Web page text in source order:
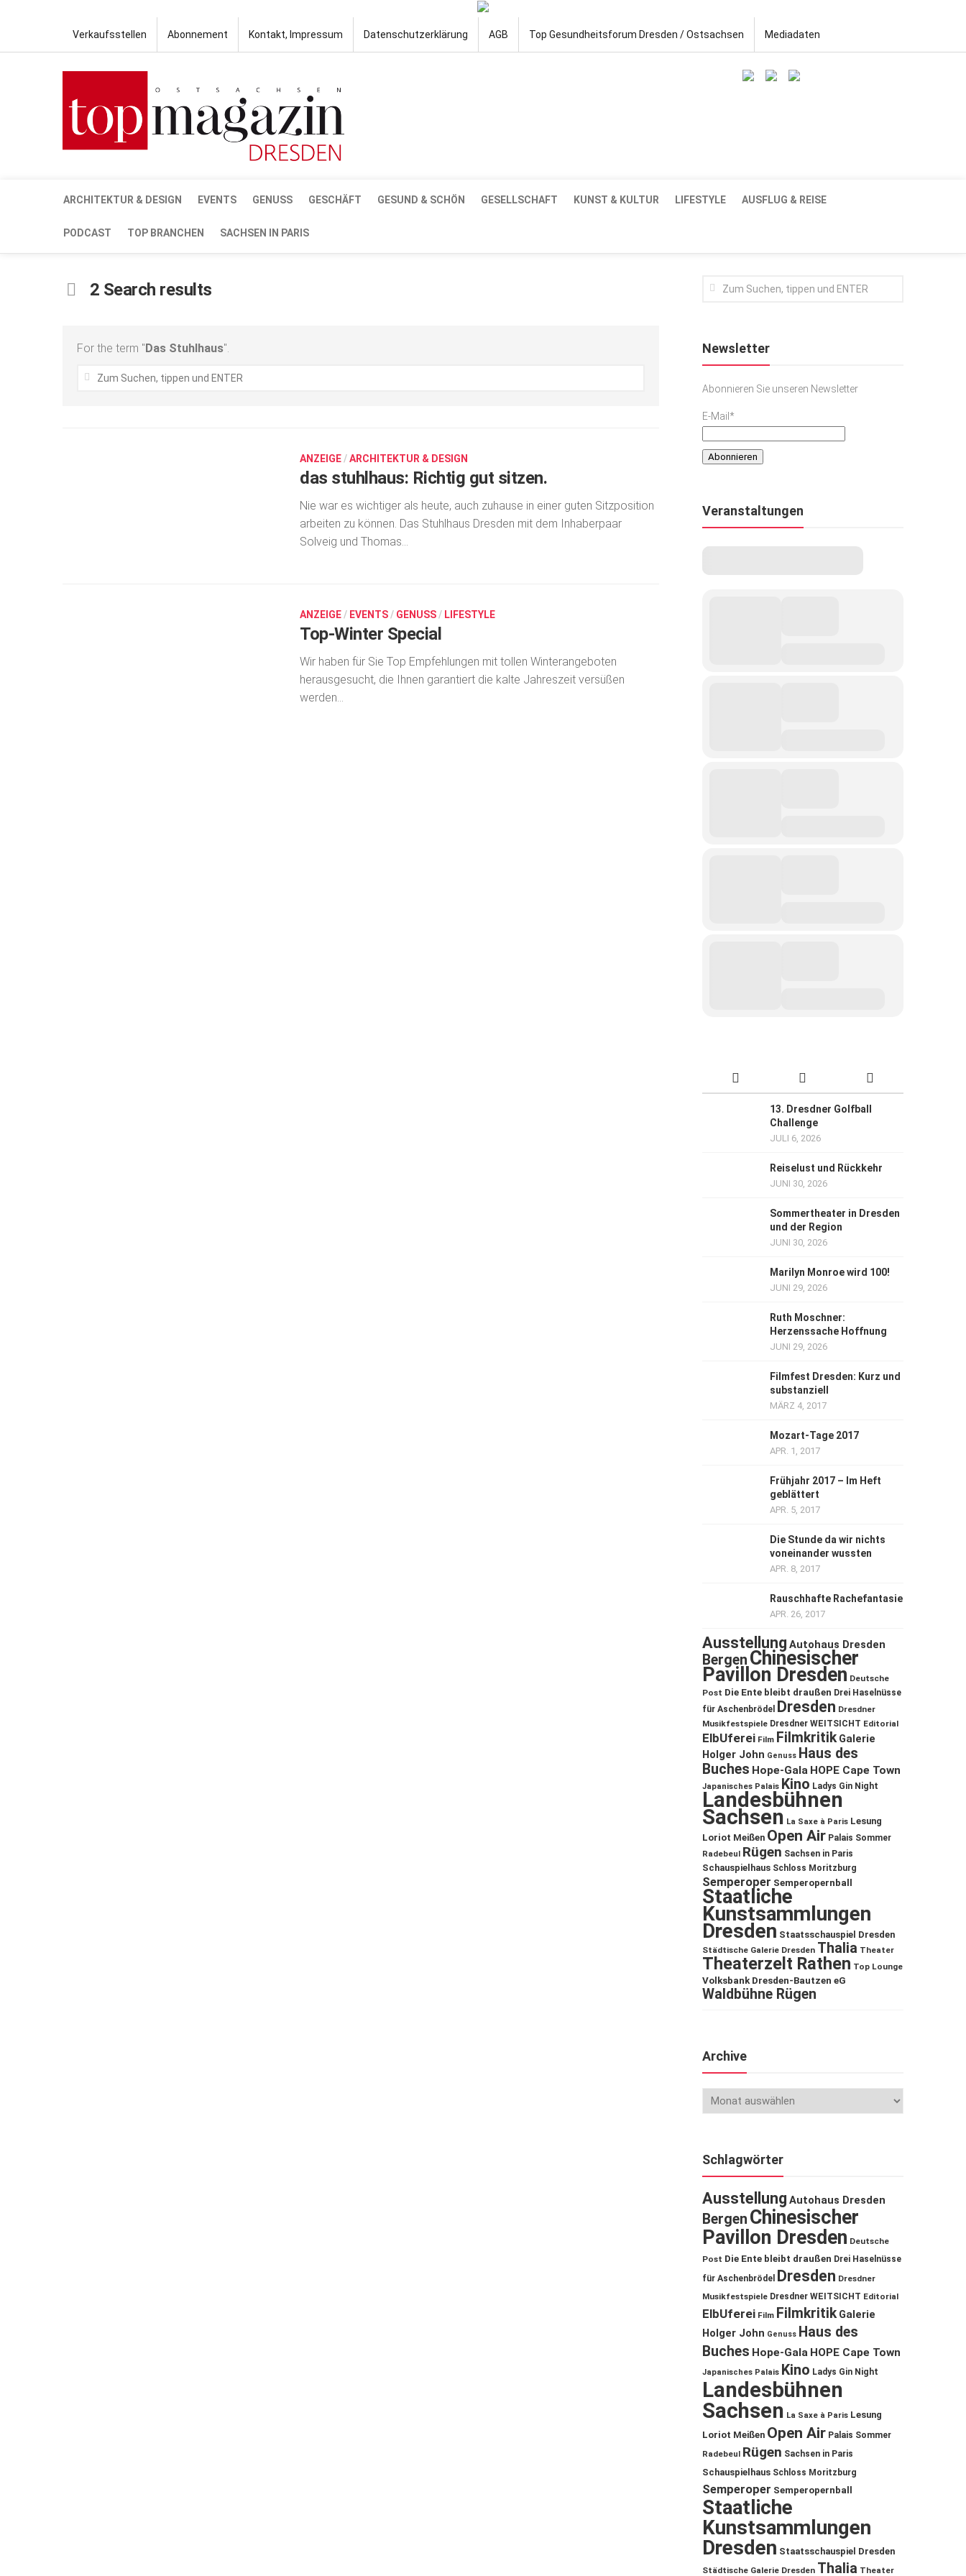
Verkaufsstellen Abonnement Kontakt, Impressum Datenschutzerklärung AGB Top Gesundheitsforum Dresden / Ostsachsen Mediadaten
ARCHITEKTUR & DESIGN EVENTS GENUSS GESCHÄFT GESUND & SCHÖN GESELLSCHAFT KUNST & KULTUR LIFESTYLE AUSFLUG & REISE
PODCAST TOP BRANCHEN SACHSEN IN PARIS
2 Search results
For the term "Das Stuhlhaus".
ANZEIGE /ARCHITEKTUR & DESIGN
das stuhlhaus: Richtig gut sitzen.
Nie war es wichtiger als heute, auch zuhause in einer guten Sitzposition
arbeiten zu können. Das Stuhlhaus Dresden mit dem Inhaberpaar
Solveig und Thomas...
ANZEIGE / EVENTS / GENUSS / LIFESTYLE
Top-Winter Special
Wir haben für Sie Top Empfehlungen mit tollen Winterangeboten
herausgesucht, die Ihnen garantiert die kalte Jahreszeit versüßen
werden…
Newsletter
Abonnieren Sie unseren Newsletter
E-Mail*
Veranstaltungen
13. Dresdner Golfball
Challenge
JULI 6, 2026
Reiselust und Rückkehr
JUNI 30, 2026
Sommertheater in Dresden
und der Region
JUNI 30, 2026
Marilyn Monroe wird 100!
JUNI 29, 2026
Ruth Moschner:
Herzenssache Hoffnung
JUNI 29, 2026
Filmfest Dresden: Kurz und
substanziell
MÄRZ 4, 2017
Mozart-Tage 2017
APR. 1, 2017
Frühjahr 2017 – Im Heft
geblättert
APR. 5, 2017
Die Stunde da wir nichts
voneinander wussten
APR. 8, 2017
Rauschhafte Rachefantasie
APR. 26, 2017
Ausstellung Autohaus Dresden
Bergen Chinesischer
Pavillon Dresden Deutsche
Post Die Ente bleibt draußen Drei Haselnüsse
für Aschenbrödel
Dresden Dresdner
Musikfestspiele Dresdner WEITSICHT Editorial
ElbUferei Film Filmkritik Galerie
Holger John Genuss Haus des
Buches Hope-Gala HOPE Cape Town
Japanisches Palais Kino Ladys Gin Night
Landesbühnen
Sachsen La Saxe à Paris Lesung
Loriot Meißen Open Air Palais Sommer
Radebeul Rügen Sachsen in Paris
Schauspielhaus Schloss Moritzburg
Semperoper Semperopernball
Staatliche
Kunstsammlungen
Dresden Staatsschauspiel Dresden
Städtische Galerie Dresden Thalia Theater
Theaterzelt Rathen Top Lounge
Volksbank Dresden-Bautzen eG
Waldbühne Rügen
Archive
Schlagwörter
Ausstellung Autohaus Dresden
Bergen Chinesischer
Pavillon Dresden Deutsche
Post Die Ente bleibt draußen Drei Haselnüsse
für Aschenbrödel
Dresden Dresdner
Musikfestspiele Dresdner WEITSICHT Editorial
ElbUferei Film Filmkritik Galerie
Holger John Genuss Haus des
Buches Hope-Gala HOPE Cape Town
Japanisches Palais Kino Ladys Gin Night
Landesbühnen
Sachsen La Saxe à Paris Lesung
Loriot Meißen Open Air Palais Sommer
Radebeul Rügen Sachsen in Paris
Schauspielhaus Schloss Moritzburg
Semperoper Semperopernball
Staatliche
Kunstsammlungen
Dresden Staatsschauspiel Dresden
Städtische Galerie Dresden Thalia Theater